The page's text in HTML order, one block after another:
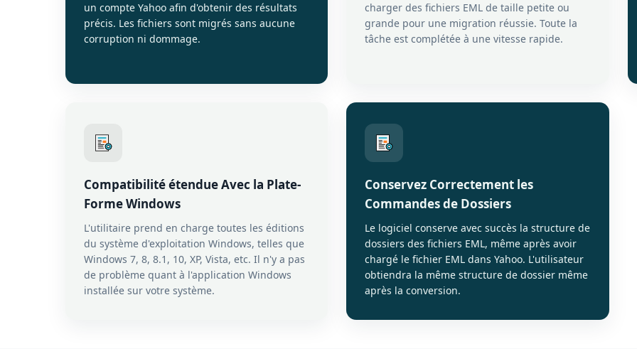
un compte Yahoo afin d'obtenir des résultats
précis. Les fichiers sont migrés sans aucune
corruption ni dommage.
charger des fichiers EML de taille petite ou
grande pour une migration réussie. Toute la
tâche est complétée à une vitesse rapide.
Compatibilité étendue Avec la Plate-
Forme Windows
L'utilitaire prend en charge toutes les éditions
du système d'exploitation Windows, telles que
Windows 7, 8, 8.1, 10, XP, Vista, etc. Il n'y a pas
de problème quant à l'application Windows
installée sur votre système.
Conservez Correctement les
Commandes de Dossiers
Le logiciel conserve avec succès la structure de
dossiers des fichiers EML, même après avoir
chargé le fichier EML dans Yahoo. L'utilisateur
obtiendra la même structure de dossier même
après la conversion.